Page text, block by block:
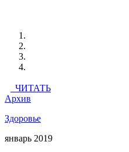
ЧИТАТЬ
Архив
Здоровье
январь 2019